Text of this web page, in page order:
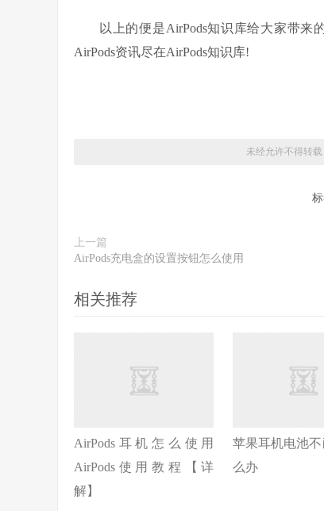
以上的便是AirPods知识库给大家带来
AirPods资讯尽在AirPods知识库!
未经允许不得转载
标
上一篇
AirPods充电盒的设置按钮怎么使用
相关推荐
AirPods耳机怎么使用
AirPods使用教程【详
解】
苹果耳机电池
么办